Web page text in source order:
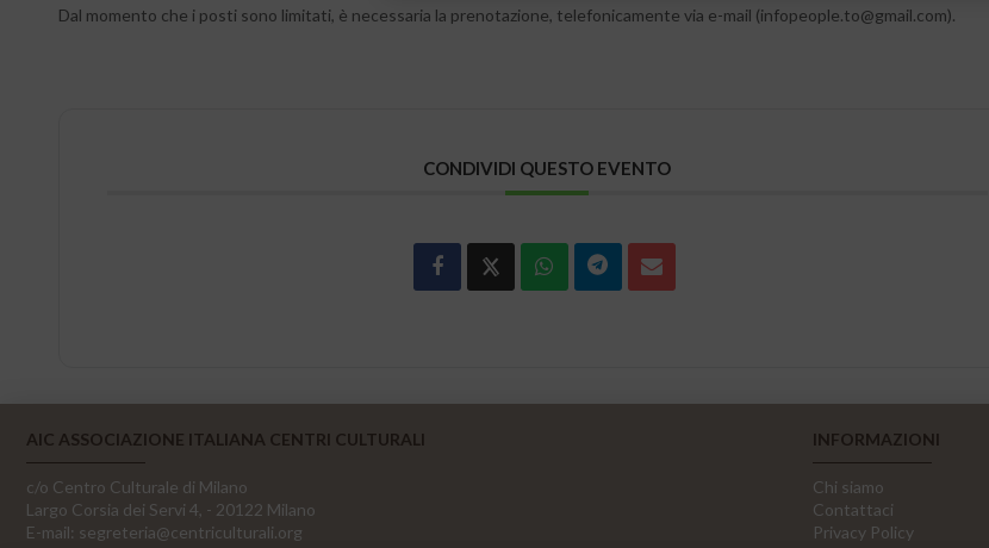
Dal momento che i posti sono limitati, è necessaria la prenotazione, telefonicamente via e-mail (infopeople.to@gmail.com).
CONDIVIDI QUESTO EVENTO
AIC ASSOCIAZIONE ITALIANA CENTRI CULTURALI
c/o Centro Culturale di Milano
Largo Corsia dei Servi 4, - 20122 Milano
E-mail: segreteria@centriculturali.org
INFORMAZIONI
Chi siamo
Contattaci
Privacy Policy